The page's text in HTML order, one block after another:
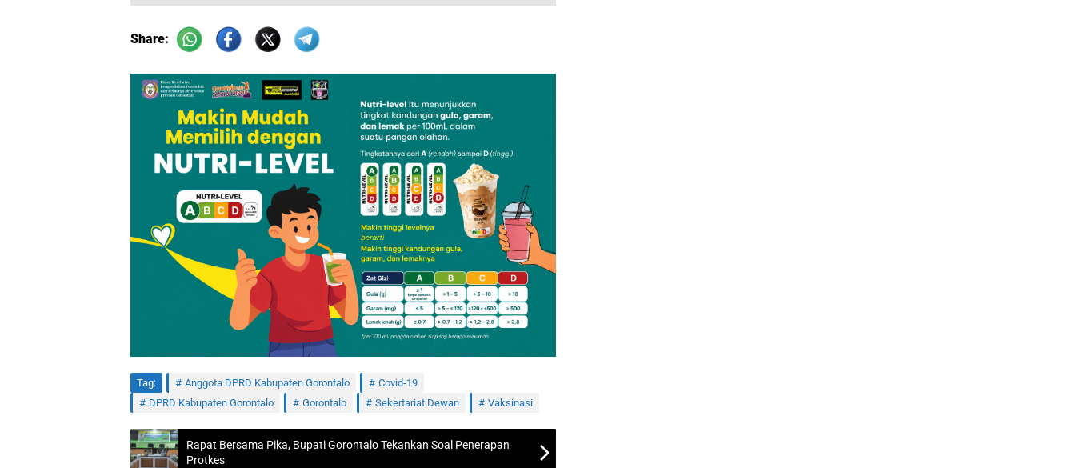
Share:
Tag: Anggota DPRD Kabupaten Gorontalo
Covid-19
DPRD Kabupaten Gorontalo
Gorontalo Sekertariat Dewan Vaksinasi
Rapat Bersama Pika, Bupati Gorontalo Tekankan Soal Penerapan
Protkes